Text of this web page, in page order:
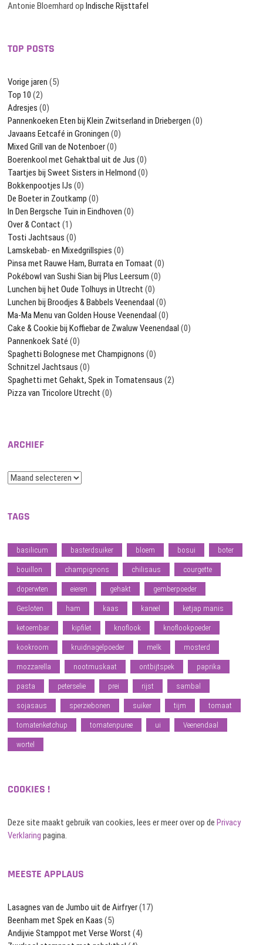
Antonie Bloemhard op Indische Rijsttafel
TOP POSTS
Vorige jaren (5)
Top 10 (2)
Adresjes (0)
Pannenkoeken Eten bij Klein Zwitserland in Driebergen (0)
Javaans Eetcafé in Groningen (0)
Mixed Grill van de Notenboer(0)
Boerenkool met Gehaktbal uit de Jus (0)
Taartjes bij Sweet Sisters in Helmond (0)
Bokkenpootjes IJs (0)
De Boeter in Zoutkamp (0)
In Den Bergsche Tuin in Eindhoven (0)
Over & Contact (1)
Tosti Jachtsaus (0)
Lamskebab- en Mixedgrillspies (0)
Pinsa met Rauwe Ham, Burrata en Tomaat (0)
Pokébowl van Sushi Sian bij Plus Leersum (0)
Lunchen bij het Oude Tolhuys in Utrecht (0)
Lunchen bij Broodjes & Babbels Veenendaal (0)
Ma-Ma Menu van Golden House Veenendaal (0)
Cake & Cookie bij Koffiebar de Zwaluw Veenendaal (0)
Pannenkoek Saté (0)
Spaghetti Bolognese met Champignons (0)
Schnitzel Jachtsaus (0)
Spaghetti met Gehakt, Spek in Tomatensaus (2)
Pizza van Tricolore Utrecht (0)
ARCHIEF
Archief
TAGS
basilicum basterdsuiker bloem bosui boter
bouillon champignons chilisaus courgette
doperwten eieren gehakt gemberpoeder
Gesloten ham kaas kaneel ketjap manis
ketoembar kipfilet knoflook knoflookpoeder
kookroom kruidnagelpoeder melk mosterd
mozzarella nootmuskaat ontbijtspek paprika
pasta peterselie prei rijst sambal
sojasaus sperziebonen suiker tijm tomaat
tomatenketchup tomatenpuree ui Veenendaal
wortel
COOKIES !
Deze site maakt gebruik van cookies, lees er meer over op de Privacy
Verklaring pagina.
MEESTE APPLAUS
Lasagnes van de Jumbo uit de Airfryer(17)
Beenham met Spek en Kaas (5)
Andijvie Stamppot met Verse Worst (4)